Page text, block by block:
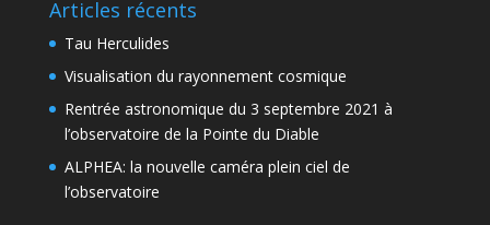
Articles récents
Tau Herculides
Visualisation du rayonnement cosmique
Rentrée astronomique du 3 septembre 2021 à
l’observatoire de la Pointe du Diable
ALPHEA: la nouvelle caméra plein ciel de
l’observatoire